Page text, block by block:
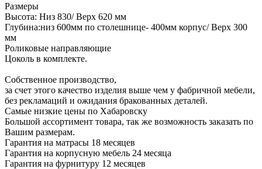
Размеры
Высота: Низ 830/ Верх 620 мм
Глубина:низ 600мм по столешнице- 400мм корпус/ Верх 300
мм
Роликовые направляющие
Цоколь в комплекте.
Собственное производство,
за счет этого качество изделия выше чем у фабричной мебели,
без рекламаций и ожидания бракованных деталей.
Самые низкие цены по Хабаровску
Большой ассортимент товара, так же возможность заказать по
Вашим размерам.
Гарантия на матрасы 18 месяцев
Гарантия на корпусную мебель 24 месяца
Гарантия на фурнитуру 12 месяцев